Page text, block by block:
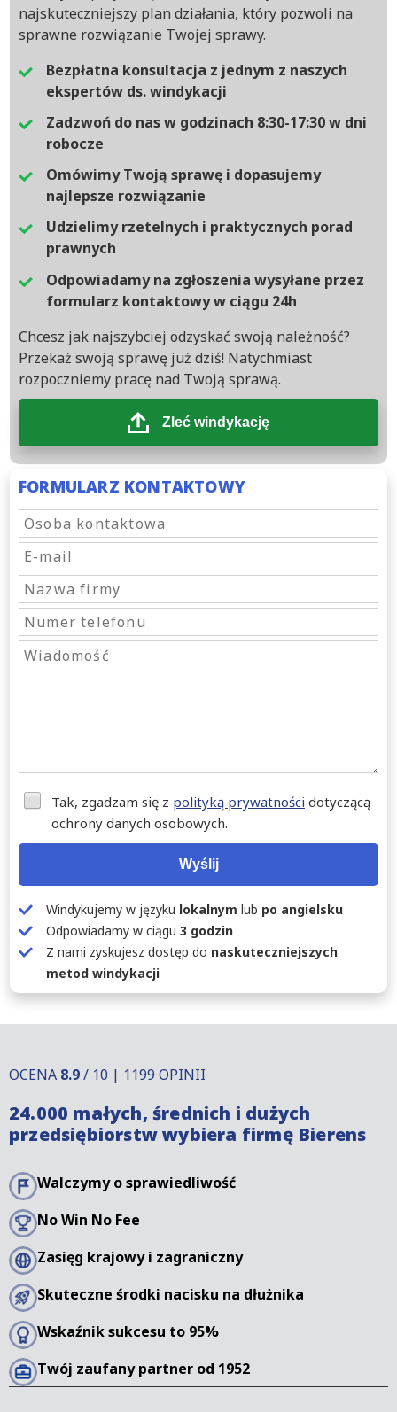
najskuteczniejszy plan działania, który pozwoli na
sprawne rozwiązanie Twojej sprawy.
Bezpłatna konsultacja z jednym z naszych
ekspertów ds. windykacji
Zadzwoń do nas w godzinach 8:30-17:30 w dni
robocze
Omówimy Twoją sprawę i dopasujemy
najlepsze rozwiązanie
Udzielimy rzetelnych i praktycznych porad
prawnych
Odpowiadamy na zgłoszenia wysyłane przez
formularz kontaktowy w ciągu 24h
Chcesz jak najszybciej odzyskać swoją należność?
Przekaż swoją sprawę już dziś! Natychmiast
rozpoczniemy pracę nad Twoją sprawą.
Zleć windykację
FORMULARZ KONTAKTOWY
Tak, zgadzam się z polityką prywatności dotyczącą
ochrony danych osobowych.
Wyślij
Windykujemy w języku lokalnym lub po angielsku
Odpowiadamy w ciągu 3 godzin
Z nami zyskujesz dostęp do naskuteczniejszych
metod windykacji
OCENA 8.9/ 10 | 1199 OPINII
24.000 małych, średnich i dużych
przedsiębiorstw wybiera firmę Bierens
Walczymy o sprawiedliwość
No Win No Fee
Zasięg krajowy i zagraniczny
Skuteczne środki nacisku na dłużnika
Wskaźnik sukcesu to 95%
Twój zaufany partner od 1952